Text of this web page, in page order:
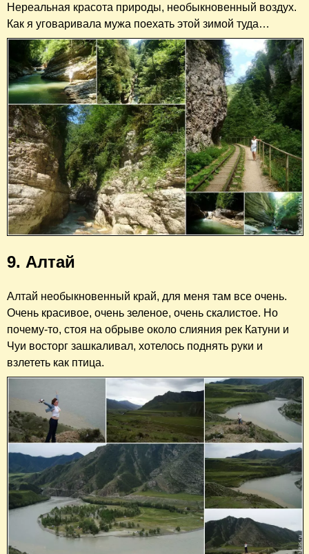
Нереальная красота природы, необыкновенный воздух.
Как я уговаривала мужа поехать этой зимой туда…
9. Алтай
Алтай необыкновенный край, для меня там все очень.
Очень красивое, очень зеленое, очень скалистое. Но
почему-то, стоя на обрыве около слияния рек Катуни и
Чуи восторг зашкаливал, хотелось поднять руки и
взлететь как птица.